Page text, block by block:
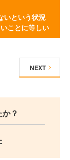
いという状況
ことに等しい
NEXT
？